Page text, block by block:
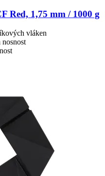
Red, 1,75 mm / 1000 g
vláken
nosnost